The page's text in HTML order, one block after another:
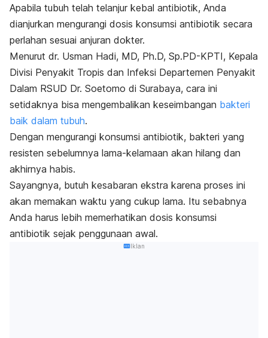
Apabila tubuh telah telanjur kebal antibiotik, Anda
dianjurkan mengurangi dosis konsumsi antibiotik secara
perlahan sesuai anjuran dokter.
Menurut dr. Usman Hadi, MD, Ph.D, Sp.PD-KPTI, Kepala
Divisi Penyakit Tropis dan Infeksi Departemen Penyakit
Dalam RSUD Dr. Soetomo di Surabaya, cara ini
setidaknya bisa mengembalikan keseimbangan bakteri
baik dalam tubuh.
Dengan mengurangi konsumsi antibiotik, bakteri yang
resisten sebelumnya lama-kelamaan akan hilang dan
akhirnya habis.
Sayangnya, butuh kesabaran ekstra karena proses ini
akan memakan waktu yang cukup lama. Itu sebabnya
Anda harus lebih memerhatikan dosis konsumsi
antibiotik sejak penggunaan awal.
Iklan